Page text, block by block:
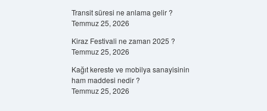
Transit süresi ne anlama gelir ?
Temmuz 25, 2026
Kiraz Festivali ne zaman 2025 ?
Temmuz 25, 2026
Kağıt kereste ve mobilya sanayisinin
ham maddesi nedir ?
Temmuz 25, 2026